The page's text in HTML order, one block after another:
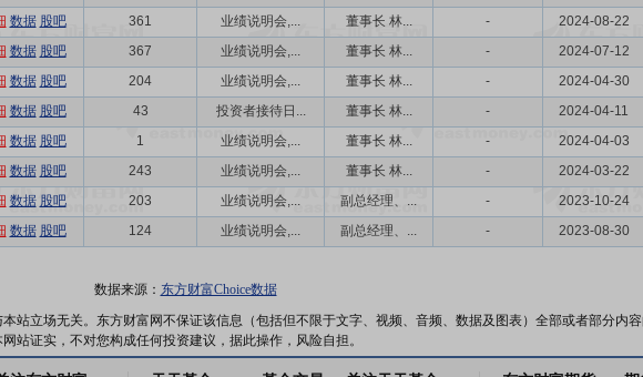
数据 股吧 361 业绩说明会,... 董事长 林... - 2024-08-22
数据 股吧 367 业绩说明会,... 董事长 林... - 2024-07-12
数据 股吧 204 业绩说明会,... 董事长 林... - 2024-04-30
数据 股吧 43 投资者接待日... 董事长 林... - 2024-04-11
数据 股吧 1 业绩说明会,... 董事长 林... - 2024-04-03
数据 股吧 243 业绩说明会,... 董事长 林... - 2024-03-22
数据 股吧 203 业绩说明会,... 副总经理、... - 2023-10-24
数据 股吧 124 业绩说明会,... 副总经理、... - 2023-08-30
数据来源： 东方财富Choice数据
站立场无关。东方财富网不保证该信息（包括但不限于文字、视频、音频、数据及图表）全部或者部分内
站证实，不对您构成任何投资建议，据此操作，风险自担。